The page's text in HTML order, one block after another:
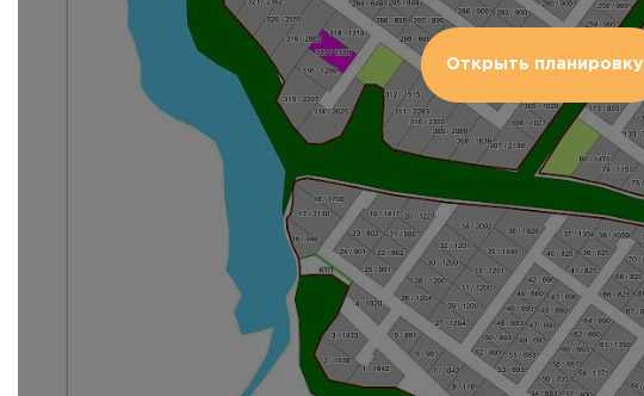
Открыть планировку